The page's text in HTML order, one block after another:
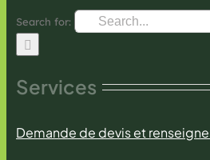
Search for:
Services
Demande de devis et